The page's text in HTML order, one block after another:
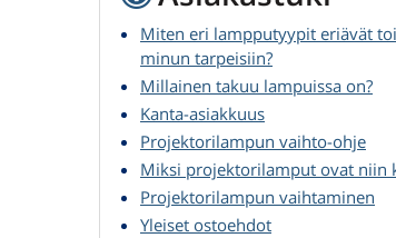
Miten eri lampputyypit eriävät
minun tarpeisiin?
Millainen takuu lampuissa on?
Kanta-asiakkuus
Projektorilampun vaihto-ohje
Miksi projektorilamput ovat niin
Projektorilampun vaihtaminen
Yleiset ostoehdot